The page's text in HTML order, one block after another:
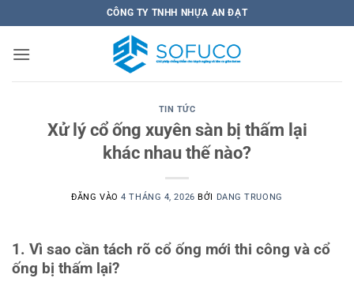
qua
nội
CÔNG TY TNHH NHỰA AN ĐẠT
TIN TỨC
Xử lý cổ ống xuyên sàn bị thấm lại
khác nhau thế nào?
ĐĂNG VÀO4 THÁNG 4, 2026 BỞI DANG TRUONG
1. Vì sao cần tách rõ cổ ống mới thi công và cổ
ống bị thấm lại?